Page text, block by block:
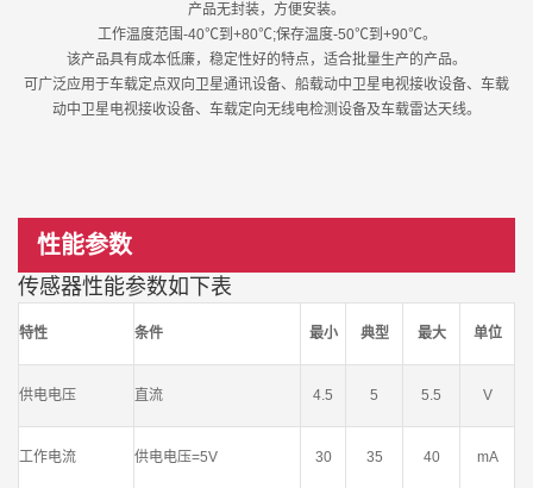
产品无封装，方便安装。
工作温度范围-40℃到+80℃;保存温度-50℃到+90℃。
该产品具有成本低廉，稳定性好的特点，适合批量生产的产品。
可广泛应用于车载定点双向卫星通讯设备、船载动中卫星电视接收设备、车载
动中卫星电视接收设备、车载定向无线电检测设备及车载雷达天线。
性能参数
传感器性能参数如下表
特性 条件 最小 典型 最大 单位
供电电压 直流 4.5 5 5.5 V
工作电流 供电电压=5V 30 35 40 mA